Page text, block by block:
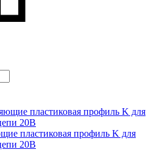
пластиковая профиль K для
20B